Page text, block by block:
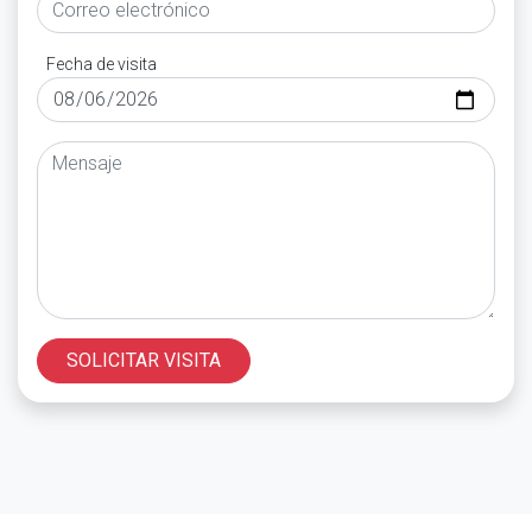
Fecha de visita
SOLICITAR VISITA